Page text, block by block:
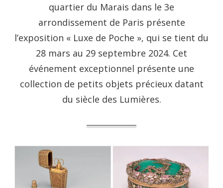
quartier du Marais dans le 3e
arrondissement de Paris présente
l’exposition « Luxe de Poche », qui se tient du
28 mars au 29 septembre 2024. Cet
événement exceptionnel présente une
collection de petits objets précieux datant
du siècle des Lumières.